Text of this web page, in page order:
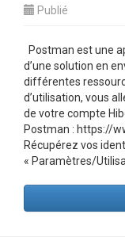
Publié
Postman est une
d’une solution en
différentes
d’utilisation, vous
de votre compte
Postman : https://
Récupérez vos
« Paramètres/